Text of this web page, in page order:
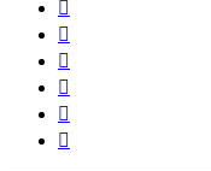





